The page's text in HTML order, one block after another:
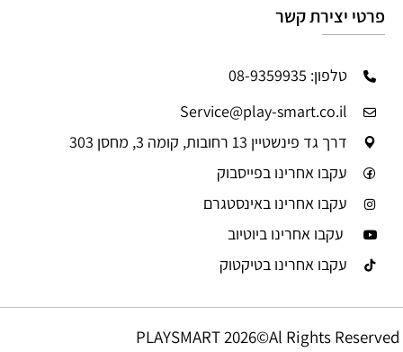
פרטי יצירת קשר
טלפון: 08-9359935
Service@play-smart.co.il
דרך גד פינשטיין 13 רחובות, קומה 3, מחסן 303
עקבו אחרינו בפייסבוק
עקבו אחרינו באינסטגרם
עקבו אחרינו ביוטיוב
עקבו אחרינו בטיקטוק
PLAYSMART 2026©Al Rights Reserved